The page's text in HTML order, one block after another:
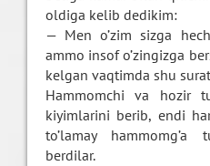
oldiga kelib dedikim:
— Men o’zim sizga
ammo insof o’zingizga
kelgan vaqtimda shu
Hammomchi va hozir
kiyimlarini berib, endi
to’lamay
berdilar.